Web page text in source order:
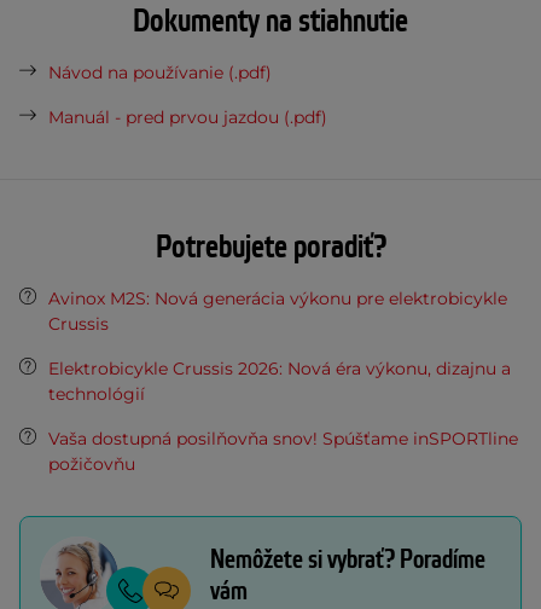
Dokumenty na stiahnutie
Návod na používanie (.pdf)
Manuál - pred prvou jazdou (.pdf)
Potrebujete poradiť?
Avinox M2S: Nová generácia výkonu pre elektrobicykle
Crussis
Elektrobicykle Crussis 2026: Nová éra výkonu, dizajnu a
technológií
Vaša dostupná posilňovňa snov! Spúšťame inSPORTline
požičovňu
Nemôžete si vybrať? Poradíme
vám